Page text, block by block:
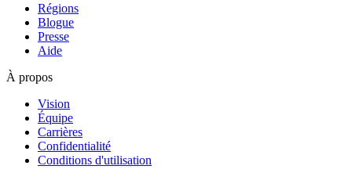
Régions
Blogue
Presse
Aide
À propos
Vision
Équipe
Carrières
Confidentialité
Conditions d'utilisation